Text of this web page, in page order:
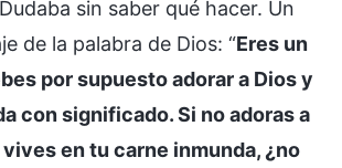
sin saber qué hacer. Un
de la palabra de Dios: “Eres un
por supuesto adorar a Dios y
con significado. Si no adoras a
en tu carne inmunda, ¿no